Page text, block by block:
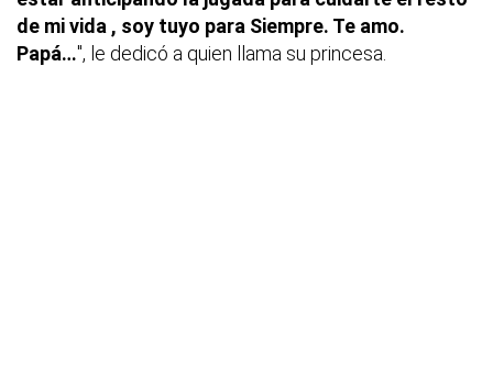
de mi vida , soy tuyo para Siempre. Te amo.
Papá…", le dedicó a quien llama su princesa.